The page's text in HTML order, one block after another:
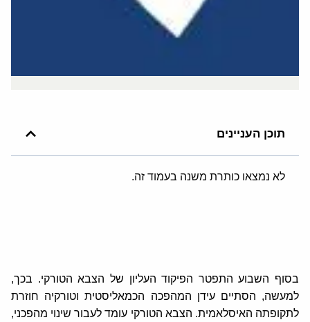
תוכן העניינים
לא נמצאו כותרת משנה בעמוד זה.
בסוף השבוע התפטר הפיקוד העליון של הצבא הטורקי. בכך,
למעשה, הסתיים עידן המהפכה הכמאליסטית וטורקיה חוזרת
לתקופתה האיסלאמית. הצבא הטורקי עומד לעבור שינוי מהפכני,